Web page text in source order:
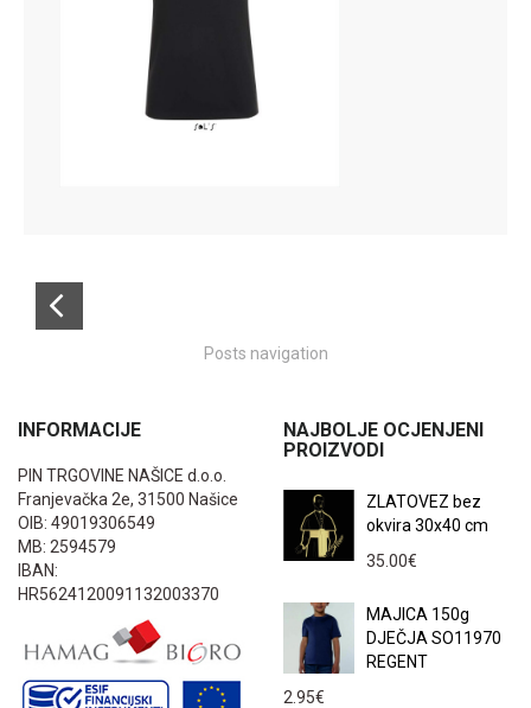
Posts navigation
INFORMACIJE
PIN TRGOVINE NAŠICE d.o.o.
Franjevačka 2e, 31500 Našice
OIB: 49019306549
MB: 2594579
IBAN:
HR5624120091132003370
NAJBOLJE OCJENJENI
PROIZVODI
ZLATOVEZ bez
okvira 30x40 cm
35.00€
MAJICA 150g
DJEČJA SO11970
REGENT
2.95€